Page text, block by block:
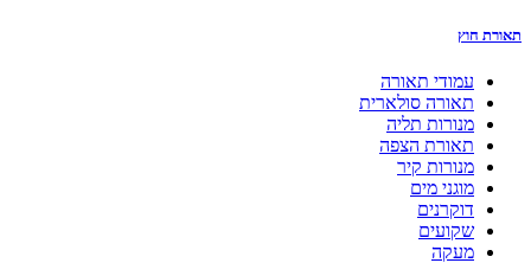
תאורת חוץ
עמודי תאורה
תאורה סולארית
מנורות תליה
תאורת הצפה
מנורות קיר
מוגני מים
דוקרנים
שקועים
מעקה